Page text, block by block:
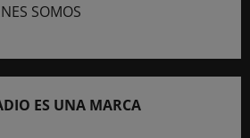
SOMOS
ES UNA MARCA